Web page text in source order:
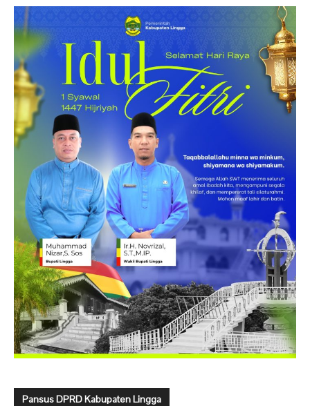
Pansus DPRD Kabupaten Lingga